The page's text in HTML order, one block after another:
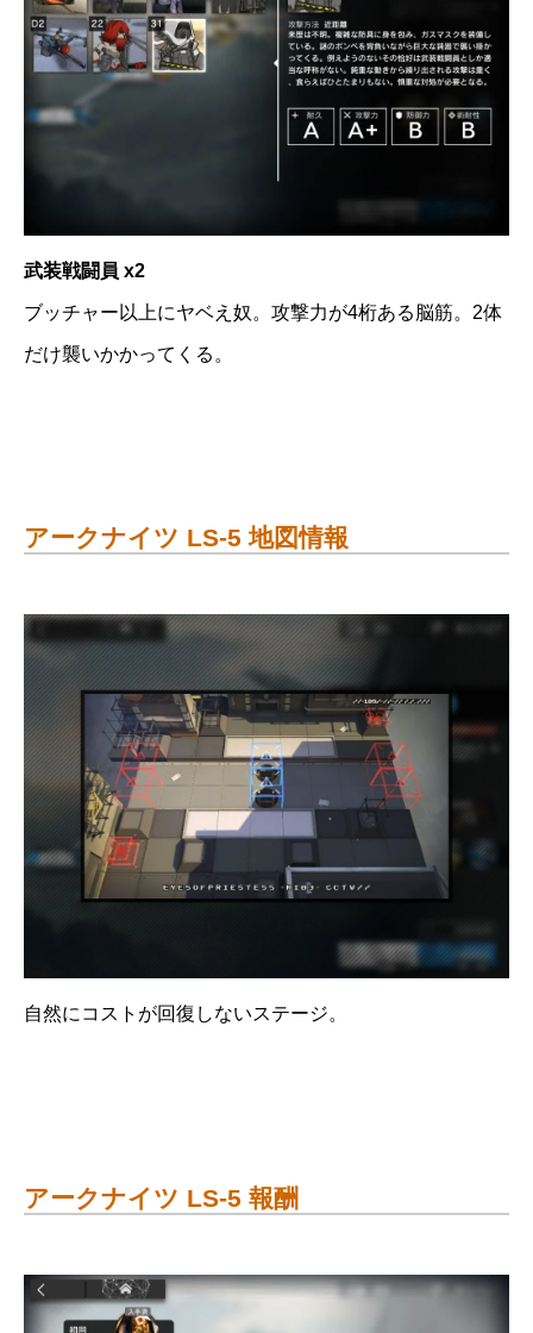
武装戦闘員 x2
ブッチャー以上にヤベえ奴。攻撃力が4桁ある脳筋。2体
だけ襲いかかってくる。
アークナイツ LS-5 地図情報
自然にコストが回復しないステージ。
アークナイツ LS-5 報酬